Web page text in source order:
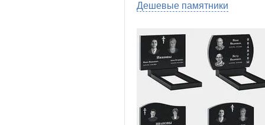
Дешевые памятники